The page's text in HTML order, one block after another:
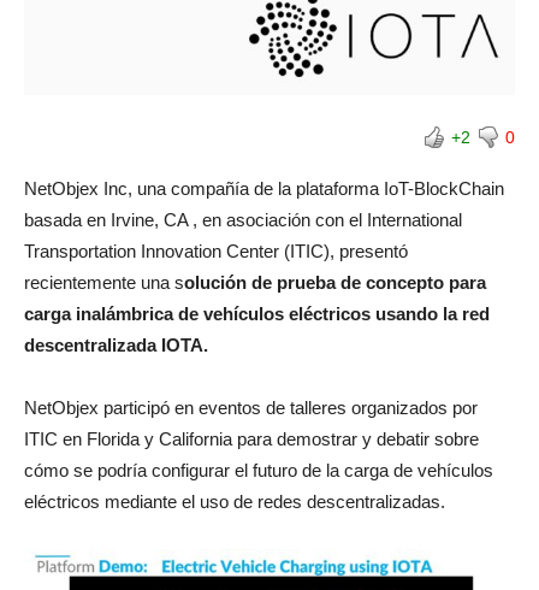
+2 0
NetObjex Inc, una compañía de la plataforma IoT-BlockChain
basada en Irvine, CA , en asociación con el International
Transportation Innovation Center (ITIC), presentó
recientemente una solución de prueba de concepto para
carga inalámbrica de vehículos eléctricos usando la red
descentralizada IOTA.
NetObjex participó en eventos de talleres organizados por
ITIC en Florida y California para demostrar y debatir sobre
cómo se podría configurar el futuro de la carga de vehículos
eléctricos mediante el uso de redes descentralizadas.